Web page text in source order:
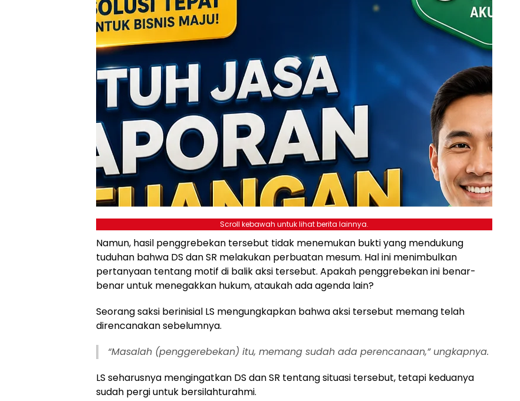
Scroll kebawah untuk lihat berita lainnya.
Namun, hasil penggrebekan tersebut tidak menemukan bukti yang mendukung
tuduhan bahwa DS dan SR melakukan perbuatan mesum. Hal ini menimbulkan
pertanyaan tentang motif di balik aksi tersebut. Apakah penggrebekan ini benar-
benar untuk menegakkan hukum, ataukah ada agenda lain?
Seorang saksi berinisial LS mengungkapkan bahwa aksi tersebut memang telah
direncanakan sebelumnya.
“Masalah (penggerebekan) itu, memang sudah ada perencanaan,” ungkapnya.
LS seharusnya mengingatkan DS dan SR tentang situasi tersebut, tetapi keduanya
sudah pergi untuk bersilahturahmi.